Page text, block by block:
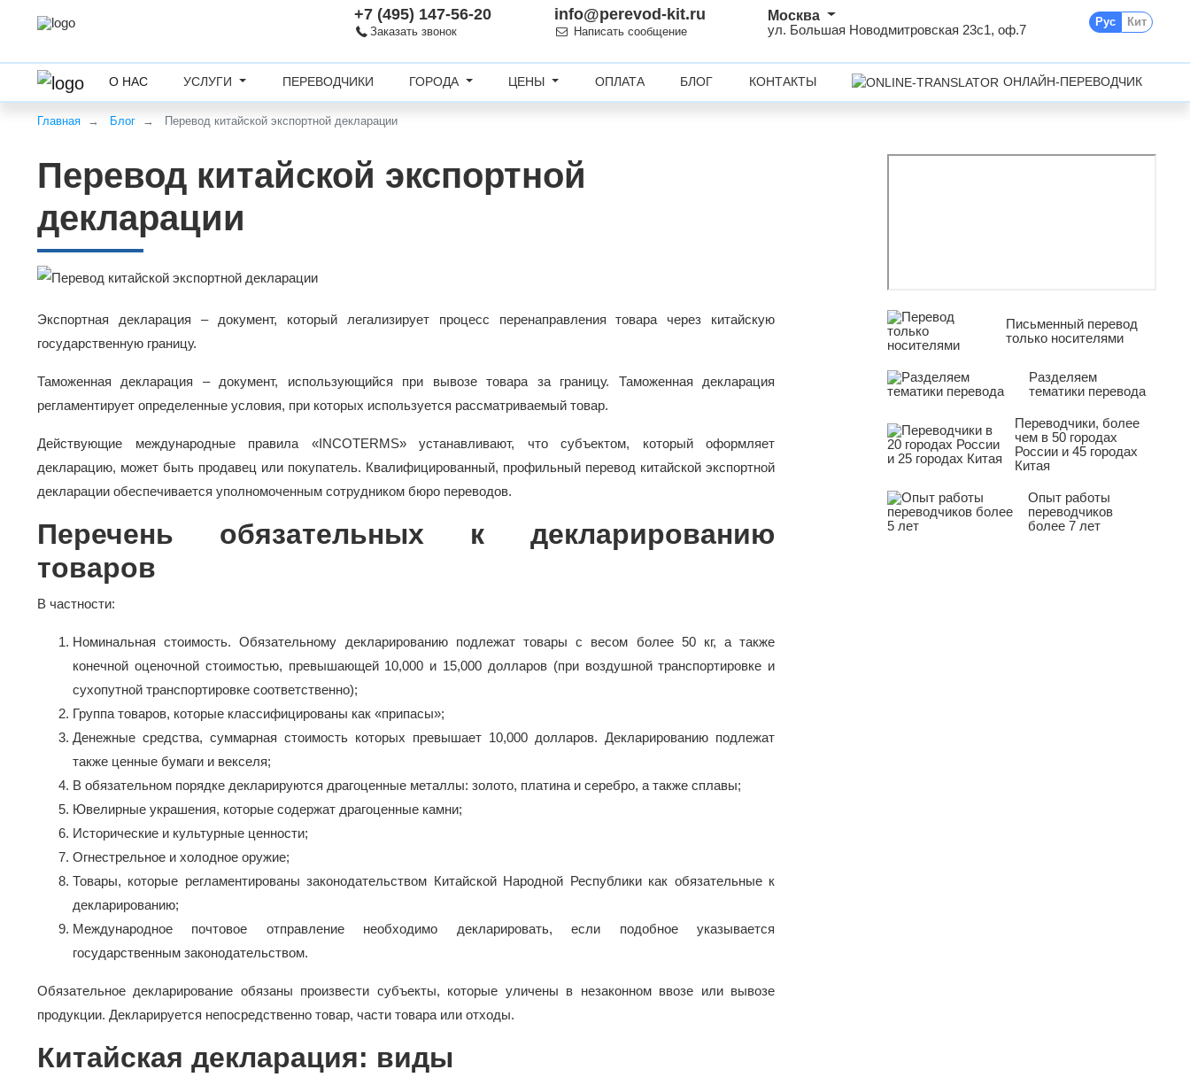
+7 (495) 147-56-20
Заказать звонок
info@perevod-kit.ru
Написать сообщение
Москва
ул. Большая Новодмитровская 23с1, оф.7
Рус Кит
О НАС УСЛУГИ ПЕРЕВОДЧИКИ ГОРОДА ЦЕНЫ ОПЛАТА БЛОГ КОНТАКТЫ ОНЛАЙН-ПЕРЕВОДЧИК
Главная Блог Перевод китайской экспортной декларации
Перевод китайской экспортной
декларации
Экспортная декларация – документ, который легализирует процесс перенаправления товара через китайскую
государственную границу.
Таможенная декларация – документ, использующийся при вывозе товара за границу. Таможенная декларация
регламентирует определенные условия, при которых используется рассматриваемый товар.
Действующие международные правила «INCOTERMS» устанавливают, что субъектом, который оформляет
декларацию, может быть продавец или покупатель. Квалифицированный, профильный перевод китайской экспортной
декларации обеспечивается уполномоченным сотрудником бюро переводов.
Перечень обязательных к декларированию
товаров
В частности:
Номинальная стоимость. Обязательному декларированию подлежат товары с весом более 50 кг, а также
конечной оценочной стоимостью, превышающей 10,000 и 15,000 долларов (при воздушной транспортировке и
сухопутной транспортировке соответственно);
Группа товаров, которые классифицированы как «припасы»;
Денежные средства, суммарная стоимость которых превышает 10,000 долларов. Декларированию подлежат
также ценные бумаги и векселя;
В обязательном порядке декларируются драгоценные металлы: золото, платина и серебро, а также сплавы;
Ювелирные украшения, которые содержат драгоценные камни;
Исторические и культурные ценности;
Огнестрельное и холодное оружие;
Товары, которые регламентированы законодательством Китайской Народной Республики как обязательные к
декларированию;
Международное почтовое отправление необходимо декларировать, если подобное указывается
государственным законодательством.
Обязательное декларирование обязаны произвести субъекты, которые уличены в незаконном ввозе или вывозе
продукции. Декларируется непосредственно товар, части товара или отходы.
Китайская декларация: виды
Письменный перевод
только носителями
Разделяем
тематики перевода
Переводчики, более
чем в 50 городах
России и 45 городах
Китая
Опыт работы
переводчиков
более 7 лет